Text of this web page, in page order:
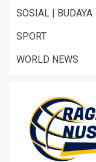
SOSIAL | BUDAYA
SPORT
WORLD NEWS